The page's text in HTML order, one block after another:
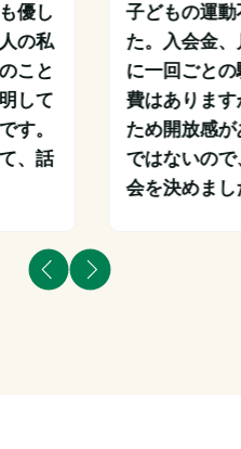
優し
の私
こと
して
す。
、話
子どもの運
た。入会金
に一回ごと
費はありま
ため開放感
ではないの
会を決めまし